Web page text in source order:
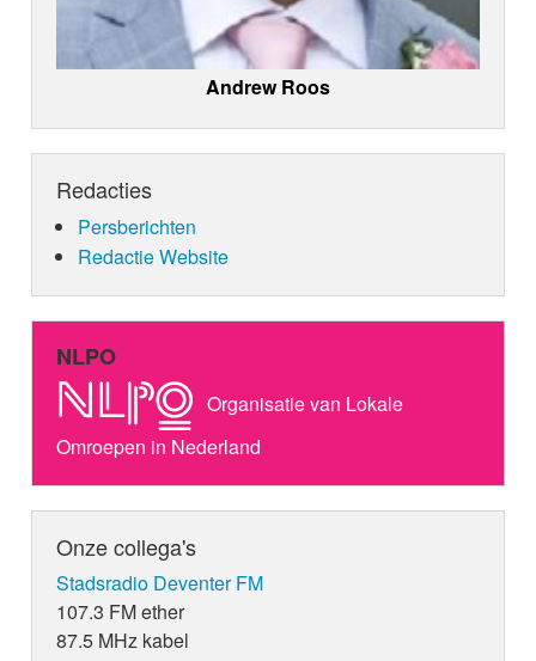
Andrew Roos
Redacties
Persberichten
Redactie Website
NLPO
Organisatie van Lokale
Omroepen in Nederland
Onze collega's
Stadsradio Deventer FM
107.3 FM ether
87.5 MHz kabel